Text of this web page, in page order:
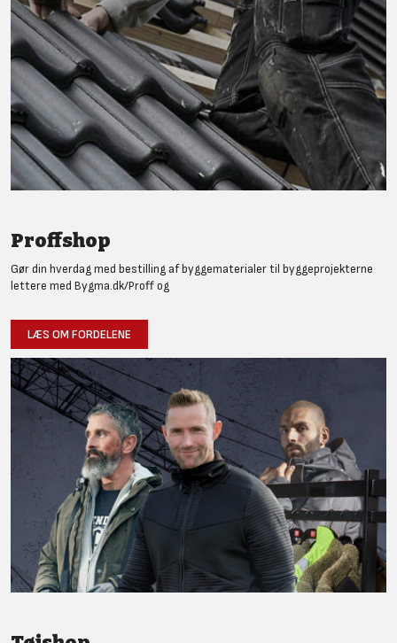
Proffshop
Gør din hverdag med bestilling af byggematerialer til byggeprojekterne
lettere med Bygma.dk/Proff og
LÆS OM FORDELENE